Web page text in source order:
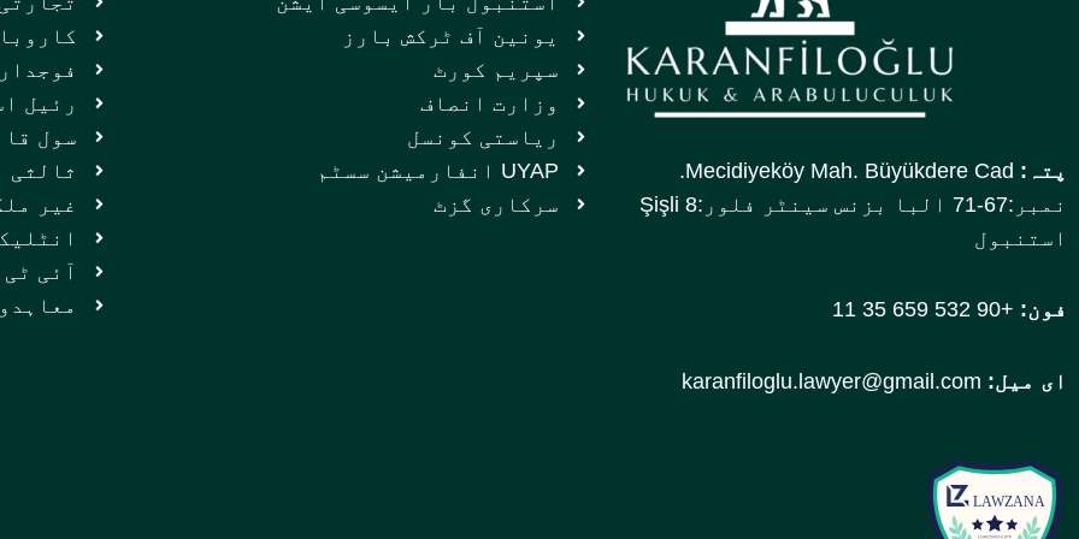
پتہ:
Mecidiyeköy Mah. Büyükdere Cad.
نمبر:67-71 البا بزنس سینٹر فلور:8 Şişli
استنبول
فون: +90 532 659 35 11
ای میل: karanfiloglu.lawyer@gmail.com
یونین آف ٹرکش بارز
سپریم کورٹ
وزارت انصاف
ریاستی کونسل
UYAP انفارمیشن سسٹم
سرکاری گزٹ
رئیل
سول
ثالثی
غیر
آئی